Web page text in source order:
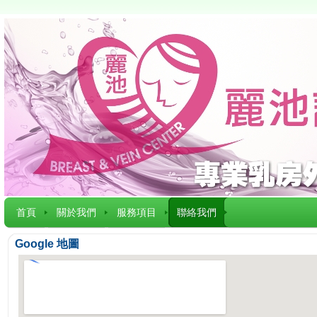
首頁 關於我們 服務項目 聯絡我們
Google 地圖